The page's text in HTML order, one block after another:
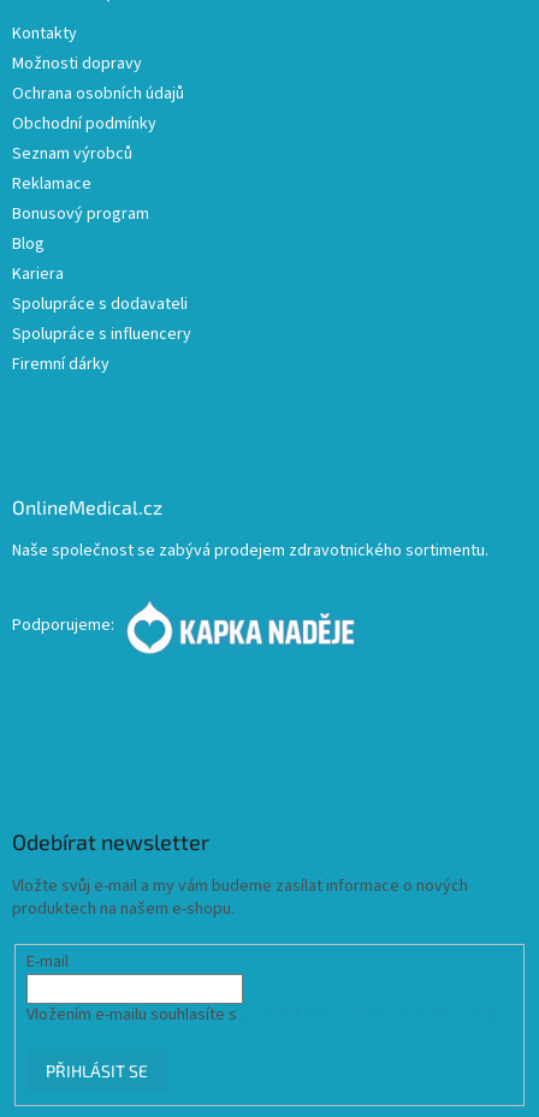
Kontakty
Možnosti dopravy
Ochrana osobních údajů
Obchodní podmínky
Seznam výrobců
Reklamace
Bonusový program
Blog
Kariera
Spolupráce s dodavateli
Spolupráce s influencery
Firemní dárky
OnlineMedical.cz
Naše společnost se zabývá prodejem zdravotnického sortimentu.
Podporujeme:
Odebírat newsletter
Vložte svůj e-mail a my vám budeme zasílat informace o nových
produktech na našem e-shopu.
E-mail
Vložením e-mailu souhlasíte s
PŘIHLÁSIT SE